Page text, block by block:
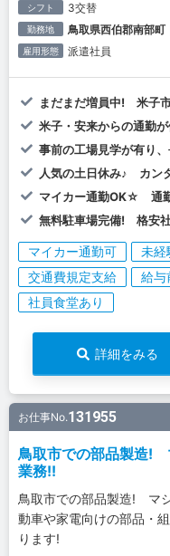
シフト 3交替
勤務地 鳥取県西伯郡南部
雇用形態 派遣社員
まだまだ増員中! 米子
米子・安来からの通勤
事前の工場見学が有り
人気の土日休み♪ カン
マイカー通勤OK☆ 通
無料駐車場完備! 格安
マイカー通勤可 未経
交通費規定支給
給与
社員食堂あり
詳細をみる
お仕事No.131955
鳥取市での部品製造!
業務!!
鳥取市での部品製造! マ
動車や家電向けの部品・
ります!